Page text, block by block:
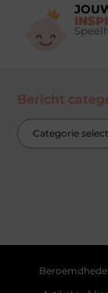
Bericht